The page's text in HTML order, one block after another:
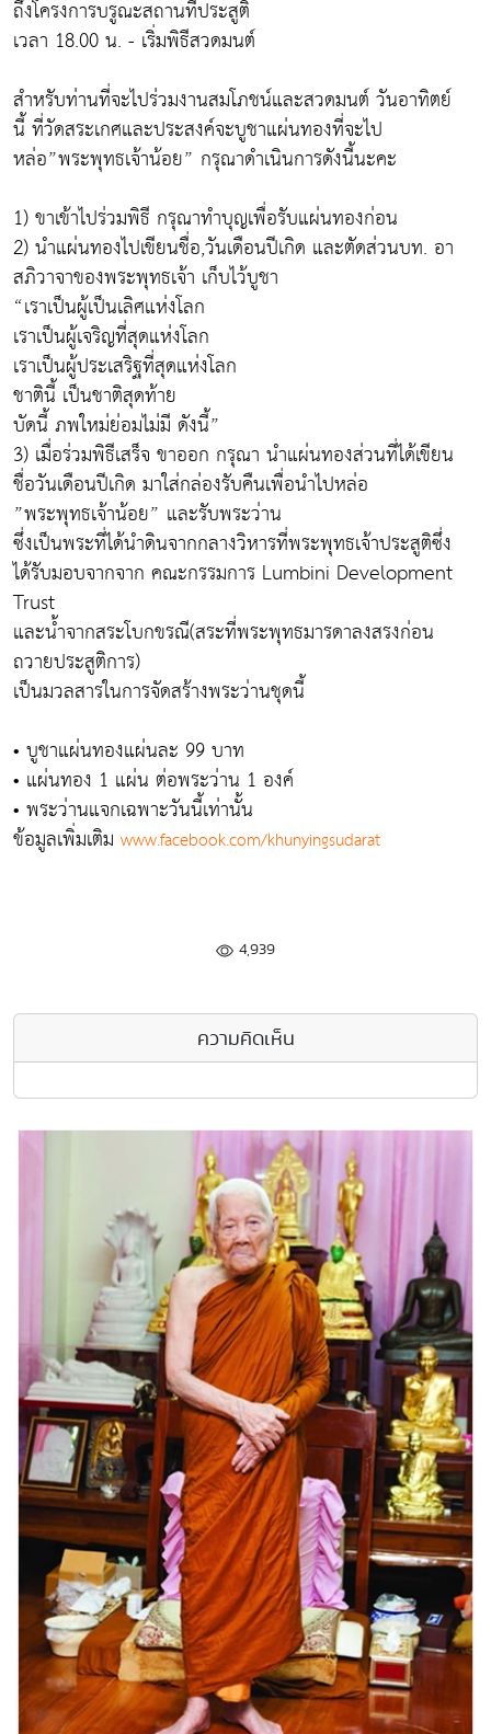
ถึงโครงการบรูณะสถานที่ประสูติ
เวลา 18.00 น. - เริ่มพิธีสวดมนต์
สำหรับท่านที่จะไปร่วมงานสมโภชน์และสวดมนต์ วันอาทิตย์
นี้ ที่วัดสระเกศและประสงค์จะบูชาแผ่นทองที่จะไป
หล่อ”พระพุทธเจ้าน้อย” กรุณาดำเนินการดังนี้นะคะ
1) ขาเข้าไปร่วมพิธี กรุณาทำบุญเพื่อรับแผ่นทองก่อน
2) นำแผ่นทองไปเขียนชื่อ,วันเดือนปีเกิด และตัดส่วนบท. อา
สภิวาจาของพระพุทธเจ้า เก็บไว้บูชา
“เราเป็นผู้เป็นเลิศแห่งโลก
เราเป็นผู้เจริญที่สุดแห่งโลก
เราเป็นผู้ประเสริฐที่สุดแห่งโลก
ชาตินี้ เป็นชาติสุดท้าย
บัดนี้ ภพใหม่ย่อมไม่มี ดังนี้”
3) เมื่อร่วมพิธีเสร็จ ขาออก กรุณา นำแผ่นทองส่วนที่ได้เขียน
ชื่อวันเดือนปีเกิด มาใส่กล่องรับคืนเพื่อนำไปหล่อ
”พระพุทธเจ้าน้อย” และรับพระว่าน
ซึ่งเป็นพระที่ได้นำดินจากกลางวิหารที่พระพุทธเจ้าประสูติซึ่ง
ได้รับมอบจากจาก คณะกรรมการ Lumbini Development
Trust
และน้ำจากสระโบกขรณี(สระที่พระพุทธมารดาลงสรงก่อน
ถวายประสูติการ)
เป็นมวลสารในการจัดสร้างพระว่านชุดนี้
• บูชาแผ่นทองแผ่นละ 99 บาท
• แผ่นทอง 1 แผ่น ต่อพระว่าน 1 องค์
• พระว่านแจกเฉพาะวันนี้เท่านั้น
ข้อมูลเพิ่มเติม www.facebook.com/khunyingsudarat
4,939
ความคิดเห็น